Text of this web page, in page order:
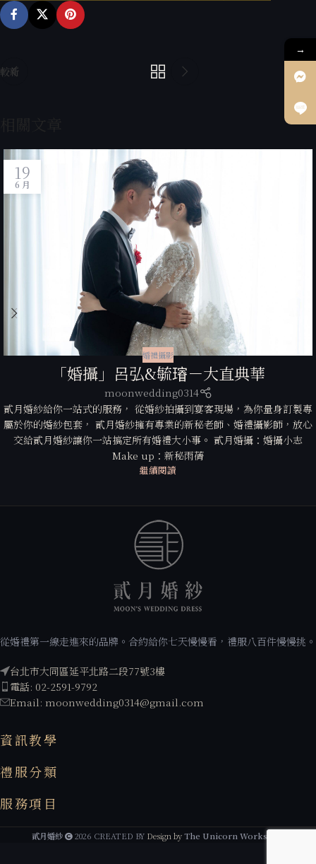
較新 較舊
19
6 月
婚禮攝影
「婚攝」呂弘&毓𤩷－大直典華
moonwedding0314
貳月婚紗給你一站式的服務， 從婚紗拍攝到宴客現場，為你量身訂製專
屬於你的婚紗包套， 貳月婚紗擁有專業的新秘老師、婚禮攝影師，放心
交給貳月婚紗讓你一站搞定所有婚禮大小事。 貳月婚攝：婚攝小志
Make up：新秘雨蒨
繼續閱讀
從婚禮第一線走進來的品牌。合約給你七天慢慢看，禮服八百件慢慢挑。
台北市大同區延平北路二段77號3樓
電話: 02-2591-9792
Email: moonwedding0314@gmail.com
資訊教學
禮服分類
服務項目
貳月婚紗 2026 CREATED BY Design byThe Unicorn Workshop
→